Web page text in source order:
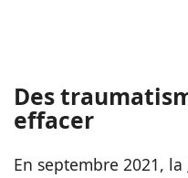
Des
effacer
En septembre 2021, la